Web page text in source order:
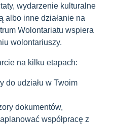
wydarzenie kulturalne
albo inne działanie na
Wolontariatu wspiera
wolontariuszy.
na kilku etapach:
do udziału w Twoim
dokumentów,
współpracę z